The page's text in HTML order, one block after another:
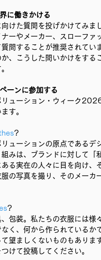
に働きかける
けた質問を投げかけてみ
ナーやメーカー、スローフ
問することが推奨されて
、こうした問いかけをす
ーンに参加する
リューション・ウィーク
す。
?
リューションの原点である
みは、ブランドに対して
る実在の人々に目を向け
の写真を撮り、そのメー
?
包装。私たちの衣服には
なく、何から作られている
望ましくないものもあり
けて投稿してください。